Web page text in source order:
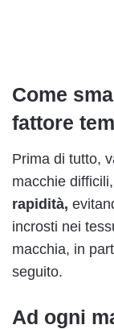
Come
fattore
Prima di tutto,
macchie
rapidità,
incrosti nei
macchia, in
seguito.
Ad ogni